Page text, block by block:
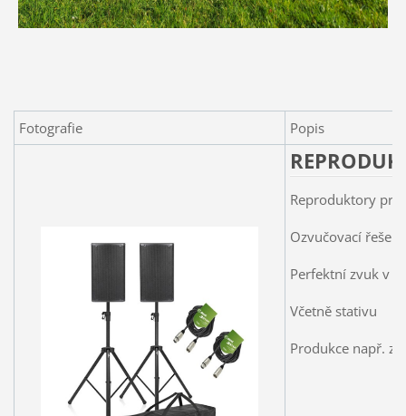
Fotografie Popis
Reproduktory
Ozvučovací
Perfektní zvuk v
Včetně stativu
Produkce např. z